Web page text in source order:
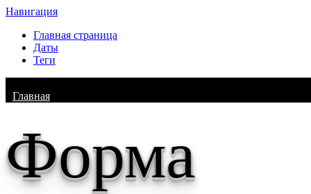
Навигация
Главная страница
Даты
Теги
Главная
Форма